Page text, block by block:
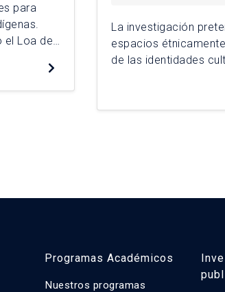
para
el Loa de
La investigación
espacios
de las identidades
población mapuche
Programas Académicos
Nuestros programas